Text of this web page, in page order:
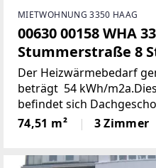
MIETWOHNUNG 3350 HAAG
00630 00158 WHA
Stummerstraße 8
Der Heizwärmebedarf
beträgt 54 kWh/
befindet sich
folgenden
Schlafzimmer,
74,51 m² 3 Zimmer